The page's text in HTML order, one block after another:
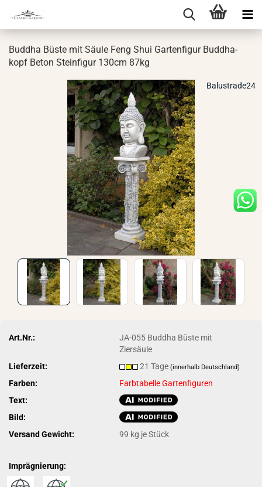
Bud­dha Büste mit Säule Feng Shui Gar­ten­fi­gur Bud­dha­
kopf Beton Stein­fi­gur 130cm 87kg
Balustrade24
Art.Nr.:
JA-055 Buddha Büste mit
Ziersäule
Lieferzeit:
21 Tage(innerhalb Deutschland)
Farben:
Farbtabelle Gartenfiguren
Text:
Bild:
Versand Gewicht:
99 kg je Stück
Imprägnierung: